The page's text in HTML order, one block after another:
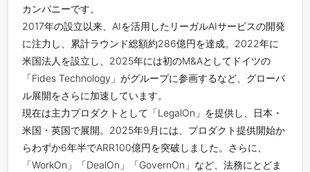
カンパニーです。
2017年の設立以来、AIを活用したリーガルAIサービスの開発
に注力し、累計ラウンド総額約286億円を達成。2022年に
米国法人を設立し、2025年には初のM&Aとしてドイツの
「Fides Technology」がグループに参画するなど、グローバ
ル展開をさらに加速しています。
現在は主力プロダクトとして「LegalOn」を提供し、日本・
米国・英国で展開。2025年9月には、プロダクト提供開始か
らわずか6年半でARR100億円を突破しました。さらに、
「WorkOn」「DealOn」「GovernOn」など、法務にとどま